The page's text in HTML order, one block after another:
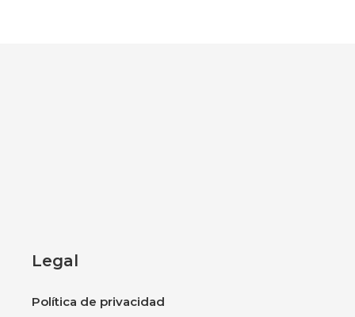
Legal
Política de privacidad